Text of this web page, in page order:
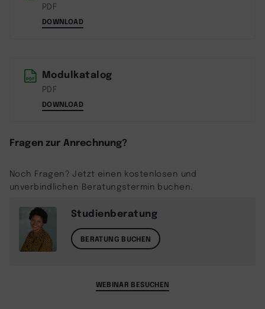
PDF
DOWNLOAD
Modulkatalog
PDF
DOWNLOAD
Fragen zur Anrechnung?
Noch Fragen? Jetzt einen kostenlosen und
unverbindlichen Beratungstermin buchen.
Studienberatung
BERATUNG BUCHEN
WEBINAR BESUCHEN